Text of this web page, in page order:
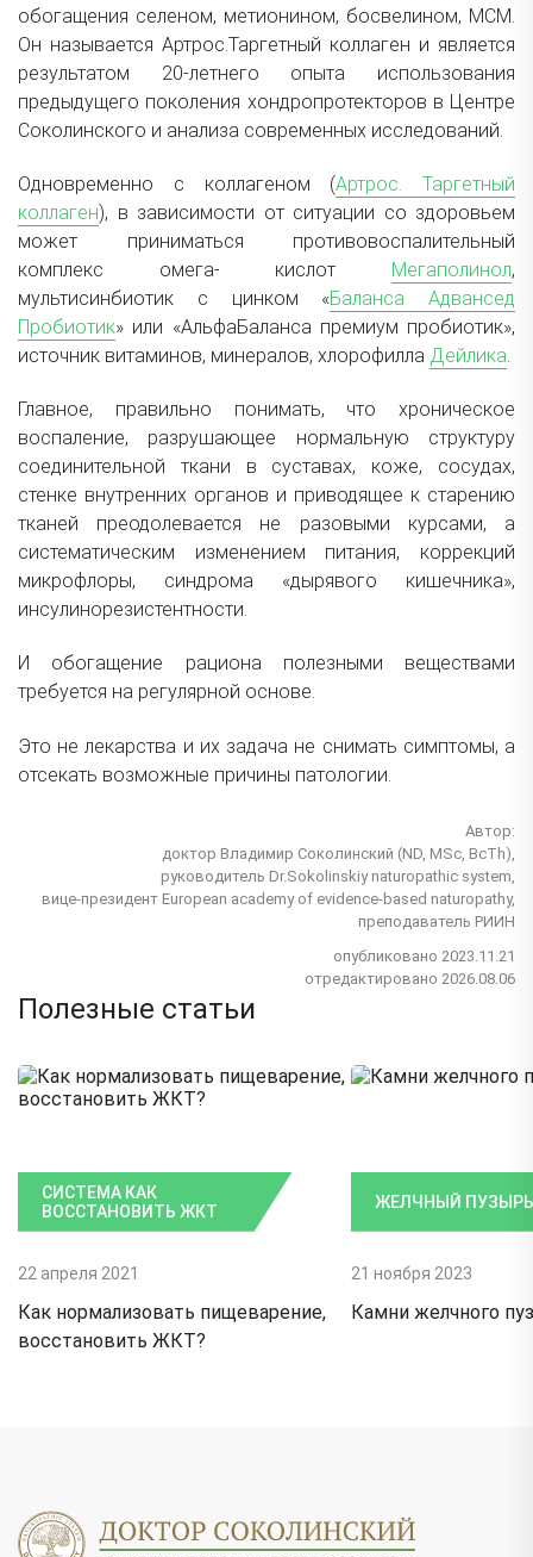
обогащения селеном, метионином, босвелином, МСМ.
Он называется Артрос.Таргетный коллаген и является
результатом 20-летнего опыта использования
предыдущего поколения хондропротекторов в Центре
Соколинского и анализа современных исследований.
Одновременно с коллагеном (Артрос. Таргетный
коллаген), в зависимости от ситуации со здоровьем
может приниматься противовоспалительный
комплекс омега- кислот Мегаполинол,
мультисинбиотик с цинком «Баланса Адвансед
Пробиотик» или «АльфаБаланса премиум пробиотик»,
источник витаминов, минералов, хлорофилла Дейлика.
Главное, правильно понимать, что хроническое
воспаление, разрушающее нормальную структуру
соединительной ткани в суставах, коже, сосудах,
стенке внутренних органов и приводящее к старению
тканей преодолевается не разовыми курсами, а
систематическим изменением питания, коррекций
микрофлоры, синдрома «дырявого кишечника»,
инсулинорезистентности.
И обогащение рациона полезными веществами
требуется на регулярной основе.
Это не лекарства и их задача не снимать симптомы, а
отсекать возможные причины патологии.
Автор:
доктор Владимир Соколинский (ND, MSc, BcTh),
руководитель Dr.Sokolinskiy naturopathic system,
вице-президент European academy of evidence-based naturopathy,
преподаватель РИИН
опубликовано 2023.11.21
отредактировано 2026.08.06
Полезные статьи
СИСТЕМА КАК
ВОССТАНОВИТЬ ЖКТ
22 апреля 2021
Как нормализовать пищеварение,
восстановить ЖКТ?
ЖЕЛЧНЫЙ ПУЗЫРЬ
21 ноября 2023
Камни желчного